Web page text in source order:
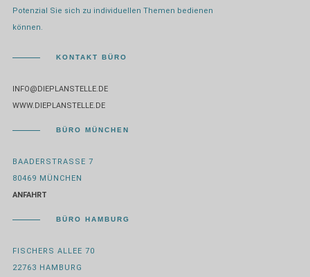
Potenzial Sie sich zu individuellen Themen bedienen
können.
KONTAKT BÜRO
INFO@DIEPLANSTELLE.DE
WWW.DIEPLANSTELLE.DE
BÜRO MÜNCHEN
BAADERSTRASSE 7
80469 MÜNCHEN
ANFAHRT
BÜRO HAMBURG
FISCHERS ALLEE 70
22763 HAMBURG